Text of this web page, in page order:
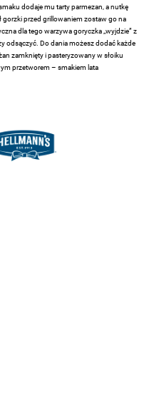
dodaje mu tarty parmezan, a nutkę
gorzki przed grillowaniem zostaw go na
dla tego warzywa goryczka „wyjdzie” z
odsączyć. Do dania możesz dodać każde
zamknięty i pasteryzowany w słoiku
przetworem – smakiem lata